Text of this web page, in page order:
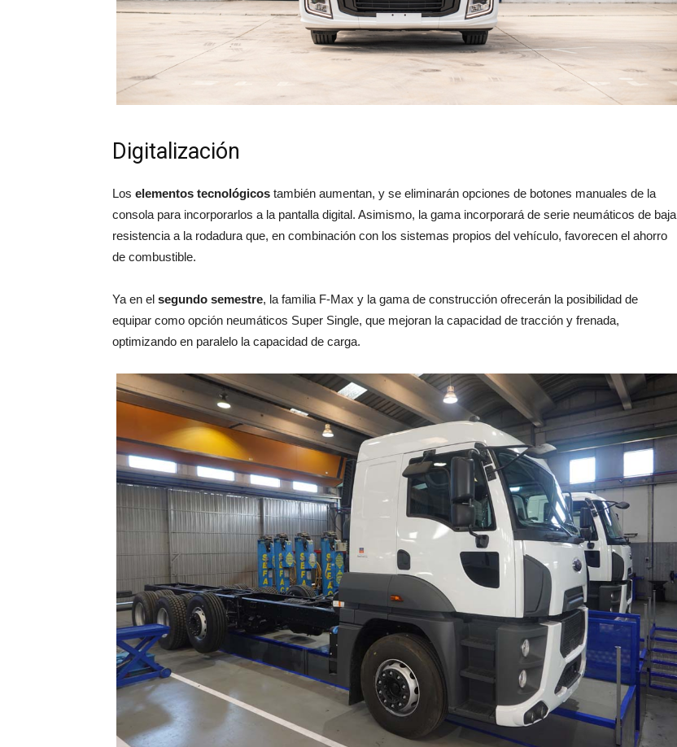
Digitalización
Los elementos tecnológicos también aumentan, y se eliminarán opciones de botones manuales de la
consola para incorporarlos a la pantalla digital. Asimismo, la gama incorporará de serie neumáticos de baja
resistencia a la rodadura que, en combinación con los sistemas propios del vehículo, favorecen el ahorro
de combustible.
Ya en el segundo semestre, la familia F-Max y la gama de construcción ofrecerán la posibilidad de
equipar como opción neumáticos Super Single, que mejoran la capacidad de tracción y frenada,
optimizando en paralelo la capacidad de carga.